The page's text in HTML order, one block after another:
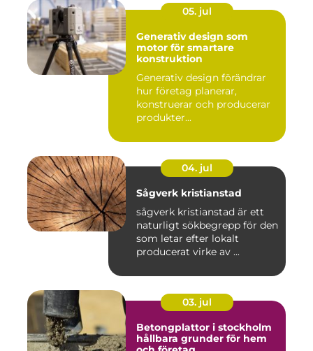
05. jul
Generativ design som
motor för smartare
konstruktion
Generativ design förändrar
hur företag planerar,
konstruerar och producerar
produkter...
04. jul
Sågverk kristianstad
sågverk kristianstad är ett
naturligt sökbegrepp för den
som letar efter lokalt
producerat virke av ...
03. jul
Betongplattor i stockholm
hållbara grunder för hem